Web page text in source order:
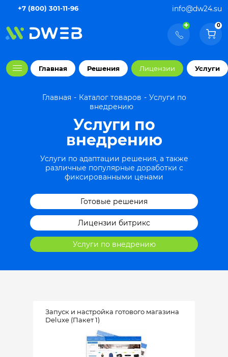
+7 (800) 301-11-96 info@dw24.su
+ 0
Главная Решения Лицензии Услуги
Главная Каталог товаров
Услуги по
внедрению
Услуги по
внедрению
Услуги по адаптации решения, а также
различные популярные доработки с
фиксированными ценами
Готовые решения
Лицензии битрикс
Услуги по внедрению
Запуск и настройка готового магазина
Deluxe (Пакет 1)